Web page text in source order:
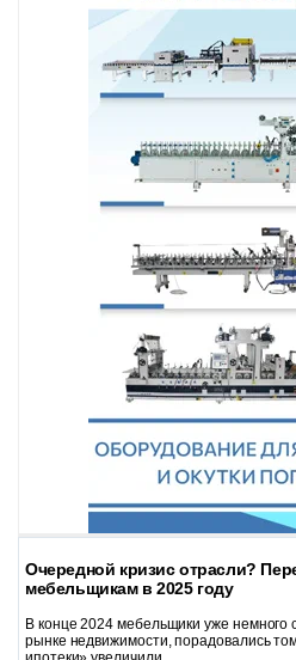
Очередной кризис отрасли?
мебельщикам в 2025 году
В конце 2024 мебельщики уже немного
рынке недвижимости, порадовались